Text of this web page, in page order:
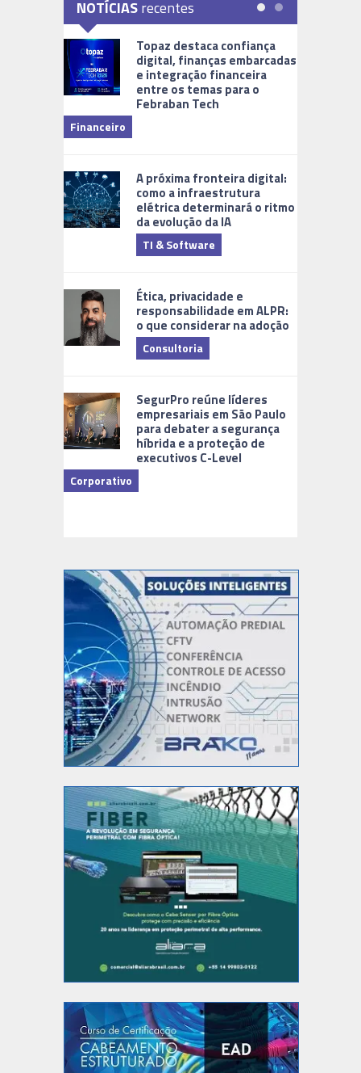
NOTÍCIASrecentes
Topaz destaca confiança
digital, finanças embarcadas
e integração financeira
entre os temas para o
Febraban Tech
Financeiro
A próxima fronteira digital:
como a infraestrutura
elétrica determinará o ritmo
da evolução da IA
TI & Software
Ética, privacidade e
responsabilidade em ALPR:
o que considerar na adoção
Consultoria
SegurPro reúne líderes
empresariais em São Paulo
para debater a segurança
híbrida e a proteção de
executivos C-Level
Corporativo